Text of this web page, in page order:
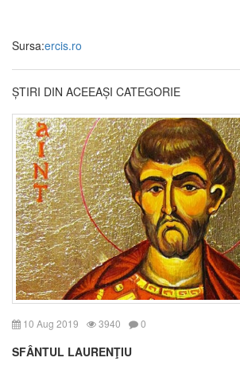
Sursa:ercis.ro
ȘTIRI DIN ACEEAȘI CATEGORIE
10 Aug 2019 3940 0
SFÂNTUL LAURENŢIU